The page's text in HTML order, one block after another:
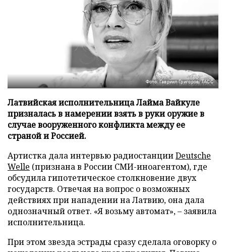
Фото: Гавриил Григоров/ТАСС
Латвийская исполнительница Лайма Вайкуле
призналась в намерении взять в руки оружие в
случае вооруженного конфликта между ее
страной и Россией.
Артистка дала интервью радиостанцииDeutsche
Welle (признана в России СМИ-иноагентом), где
обсудила гипотетическое столкновение двух
государств. Отвечая на вопрос о возможных
действиях при нападении на Латвию, она дала
однозначный ответ. «Я возьму автомат», – заявила
исполнительница.
При этом звезда эстрады сразу сделала оговорку о